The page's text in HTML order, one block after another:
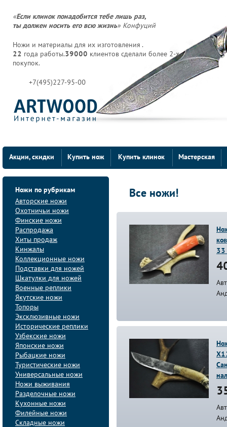
«Если клинок понадобится тебе лишь раз,
ты должен носить его всю жизнь» Конфуций
Ножи и материалы для их изготовления .
22 года работы.39000 клиентов сделали более 2-х
покупок.
+7(495)227-95-00
Акции, скидки Купить нож Купить клинок Мастерская
Ножи по рубрикам
Авторские ножи
Охотничьи ножи
Финские ножи
Распродажа
Хиты продаж
Кинжалы
Коллекционные ножи
Подставки для ножей
Шкатулки для ножей
Военные реплики
Якутские ножи
Топоры
Эксклюзивные ножи
Исторические реплики
Узбекские ножи
Японские ножи
Рыбацкие ножи
Туристические ножи
Универсальные ножи
Ножи выживания
Разделочные ножи
Кухонные ножи
Филейные ножи
Складные ножи
Все ножи!
33